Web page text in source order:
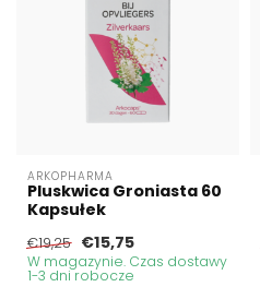
ARKOPHARMA
Pluskwica Groniasta 60
Kapsułek
€19,25 €15,75
W magazynie. Czas dostawy
1-3 dni robocze